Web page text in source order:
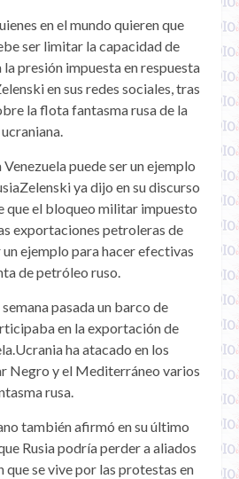
en el mundo quieren que
ser limitar la capacidad de
la presión impuesta en respuesta
en sus redes sociales, tras
la flota fantasma rusa de la
puede ser un ejemplo
ya dijo en su discurso
que el bloqueo militar impuesto
exportaciones petroleras de
un ejemplo para hacer efectivas
de petróleo ruso.
pasada un barco de
en la exportación de
ha atacado en los
Negro y el Mediterráneo varios
rusa.
también afirmó en su último
Rusia podría perder a aliados
que se vive por las protestas en